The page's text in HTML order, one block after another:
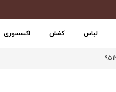
لباس کفش اکسسوری